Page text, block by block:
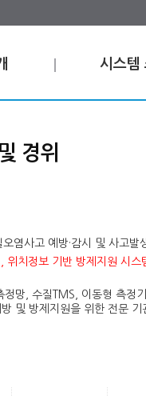
시스템
경위
오염사고 예방·감시 및 사고
위치정보 기반 방제지원 시스
정망, 수질TMS, 이동형 측정
및 방제지원을 위한 전문 기